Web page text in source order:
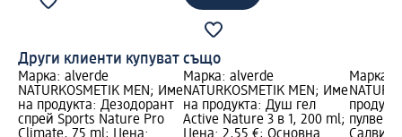
Други клиенти купуват също
Марка: alverde
NATURKOSMETIK MEN; Име
на продукта: Дезодорант
спрей Sports Nature Pro
Марка: alverde
NATURKOSMETIK MEN; Име
на продукта: Душ гел
Active Nature 3 в 1, 200 ml;
Марка: